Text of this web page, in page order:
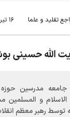
تقلید و علما ۱۶ تير ۱۴۰۵ - ۱۶:۰۱
الله حسینی
مدرسین
و المسلمین
توسط رهبر معظم